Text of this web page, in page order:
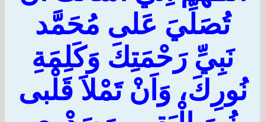
تُصَلِّيَ عَلى مُحَمَّد
نَبِيِّ رَحْمَتِكَ وَكَلِمَةِ
نُورِكَ، وَاَنْ تَمْلاََ قَلْبى